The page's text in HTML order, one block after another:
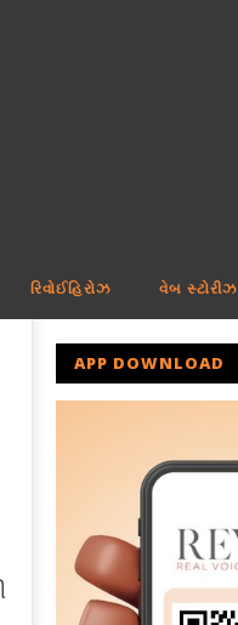
રિવોઈહિરોઝ વેબ સ્ટોરીઝ
APP DOWNLOAD